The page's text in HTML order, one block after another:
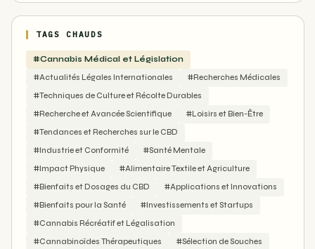
TAGS CHAUDS
#Cannabis Médical et Législation
#Actualités Légales Internationales
#Recherches Médicales
#Techniques de Culture et Récolte Durables
#Recherche et Avancée Scientifique
#Loisirs et Bien-Être
#Tendances et Recherches sur le CBD
#Industrie et Conformité
#Santé Mentale
#Impact Physique
#Alimentaire Textile et Agriculture
#Bienfaits et Dosages du CBD
#Applications et Innovations
#Bienfaits pour la Santé
#Investissements et Startups
#Cannabis Récréatif et Légalisation
#Cannabinoïdes Thérapeutiques
#Sélection de Souches